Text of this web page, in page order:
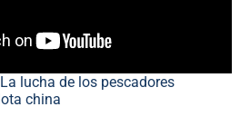
lucha de los pescadores
china